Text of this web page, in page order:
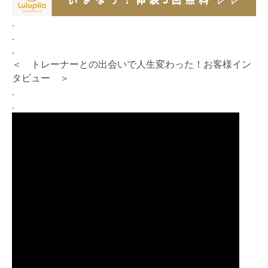
.
.
.
＜ トレーナーとの出会いで人生変わった！お客様イン
タビュー ＞
.
.